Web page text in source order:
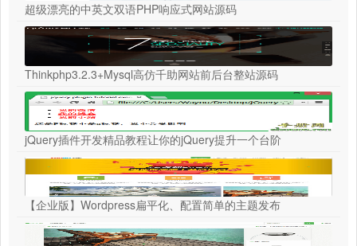
超级漂亮的中英文双语PHP响应式网站源码
Thinkphp3.2.3+Mysql高仿千助网站前后台整站源码
jQuery插件开发精品教程让你的jQuery提升一个台阶
【企业版】Wordpress扁平化、配置简单的主题发布